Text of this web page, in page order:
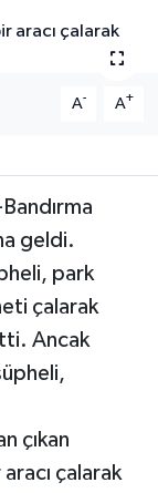
A- A+
geldi.
park
çalarak
Ancak
çıkan
çalarak